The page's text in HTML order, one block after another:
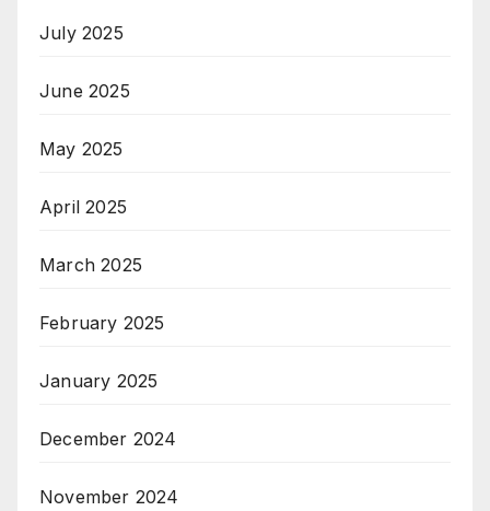
July 2025
June 2025
May 2025
April 2025
March 2025
February 2025
January 2025
December 2024
November 2024